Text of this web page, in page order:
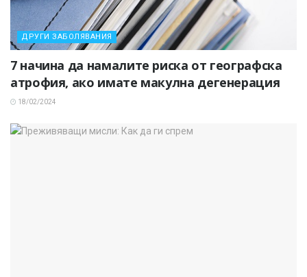
ДРУГИ ЗАБОЛЯВАНИЯ
7 начина да намалите риска от географска
атрофия, ако имате макулна дегенерация
18/02/2024